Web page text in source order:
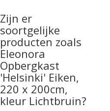
Zijn er
soortgelijke
producten zoals
Eleonora
Opbergkast
'Helsinki' Eiken,
220 x 200cm,
kleur Lichtbruin?